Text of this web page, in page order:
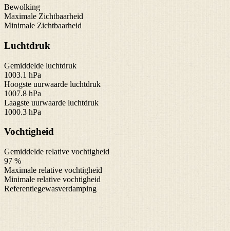
Bewolking
Maximale Zichtbaarheid
Minimale Zichtbaarheid
Luchtdruk
Gemiddelde luchtdruk
1003.1 hPa
Hoogste uurwaarde luchtdruk
1007.8 hPa
Laagste uurwaarde luchtdruk
1000.3 hPa
Vochtigheid
Gemiddelde relative vochtigheid
97 %
Maximale relative vochtigheid
Minimale relative vochtigheid
Referentiegewasverdamping